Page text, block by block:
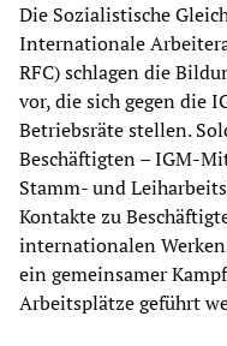
Die Sozialistische
Internationale
RFC) schlagen die
vor, die sich gegen die
Betriebsräte stellen.
Beschäftigten – IGM-
Stamm- und
Kontakte zu
internationalen
ein gemeinsamer
Arbeitsplätze geführt